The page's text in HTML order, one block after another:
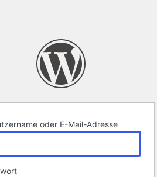
oder E-Mail-Adresse